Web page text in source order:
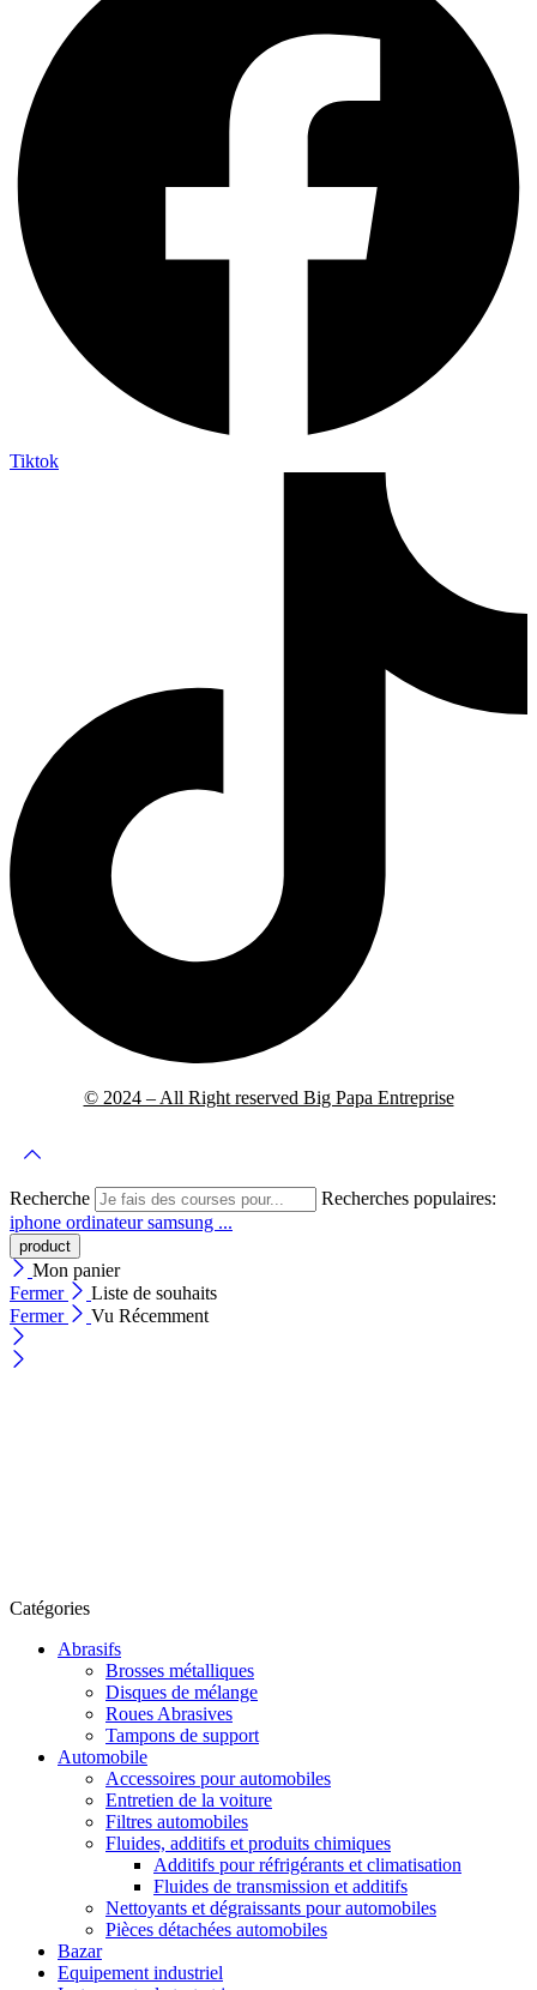
Tiktok
© 2024 – All Right reserved Big Papa Entreprise
Recherche
Recherches populaires:
iphone ordinateursamsung ...
Mon panier
Fermer
Liste de souhaits
Fermer
Vu Récemment
Catégories
Abrasifs
Brosses métalliques
Disques de mélange
Roues Abrasives
Tampons de support
Automobile
Accessoires pour automobiles
Entretien de la voiture
Filtres automobiles
Fluides, additifs et produits chimiques
Additifs pour réfrigérants et climatisation
Fluides de transmission et additifs
Nettoyants et dégraissants pour automobiles
Pièces détachées automobiles
Bazar
Equipement industriel